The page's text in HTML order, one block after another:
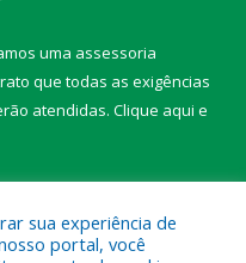
uma assessoria
que todas as exigências
atendidas. Clique aqui e
sua experiência de
portal, você